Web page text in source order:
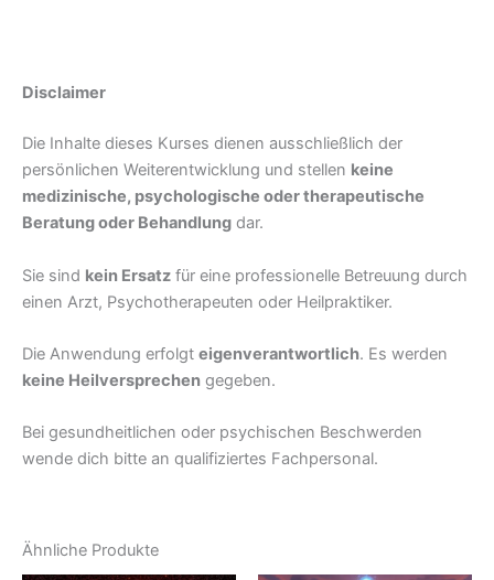
Disclaimer
Die Inhalte dieses Kurses dienen ausschließlich der
persönlichen Weiterentwicklung und stellen keine
medizinische, psychologische oder therapeutische
Beratung oder Behandlung dar.
Sie sind kein Ersatz für eine professionelle Betreuung durch
einen Arzt, Psychotherapeuten oder Heilpraktiker.
Die Anwendung erfolgt eigenverantwortlich. Es werden
keine Heilversprechen gegeben.
Bei gesundheitlichen oder psychischen Beschwerden
wende dich bitte an qualifiziertes Fachpersonal.
Ähnliche Produkte